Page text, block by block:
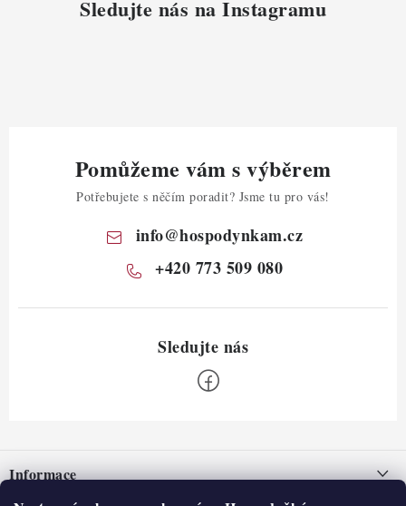
Sledujte nás na Instagramu
Pomůžeme vám s výběrem
Potřebujete s něčím poradit? Jsme tu pro vás!
info@hospodynkam.cz
+420 773 509 080
pInformace